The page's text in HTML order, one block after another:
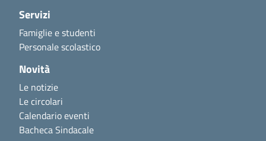
Servizi
Famiglie e studenti
Personale scolastico
Novità
Le notizie
Le circolari
Calendario eventi
Bacheca Sindacale